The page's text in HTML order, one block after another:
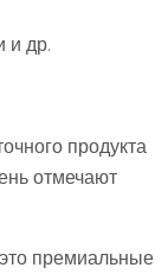
и др.
продукта
отмечают
премиальные